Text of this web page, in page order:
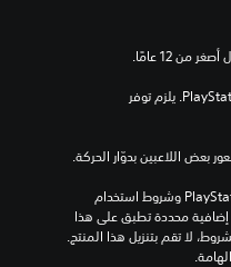
يحتوي هذا العنصر على محتويات PlayStation VR2. يلزم توفر
اللاعبين بدوّار الحركة.
تنزيل هذا المنتج عرضة لشروط خدمة‫ PlayStation وشروط استخدام
البرنامج الخاصة بنا بالإضافة إلى أي أحكام إضافية محددة تطبق على هذا
المنتج. إذا كنت لا ترغب في قبول هذه الشروط، لا تقم بتنزيل هذا المنتج.